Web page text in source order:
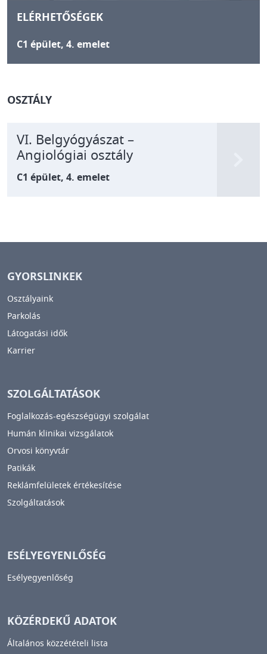
ELÉRHETŐSÉGEK
C1 épület, 4. emelet
OSZTÁLY
VI. Belgyógyászat –
Angiológiai osztály
C1 épület, 4. emelet
GYORSLINKEK
Osztályaink
Parkolás
Látogatási idők
Karrier
SZOLGÁLTATÁSOK
Foglalkozás-egészségügyi szolgálat
Humán klinikai vizsgálatok
Orvosi könyvtár
Patikák
Reklámfelületek értékesítése
Szolgáltatások
ESÉLYEGYENLŐSÉG
Esélyegyenlőség
KÖZÉRDEKŰ ADATOK
Általános közzétételi lista